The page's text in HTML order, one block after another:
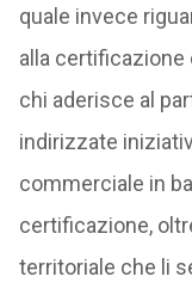
quale invece
alla certificazione
chi aderisce al
indirizzate
commerciale in
certificazione,
territoriale che li